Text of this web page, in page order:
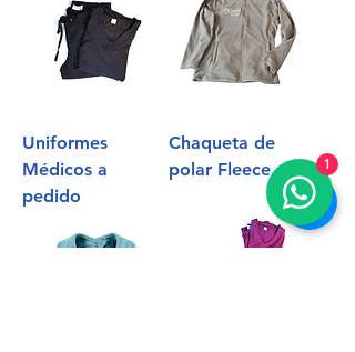
Uniformes
Médicos a
pedido
Chaqueta de
polar Fleece
1